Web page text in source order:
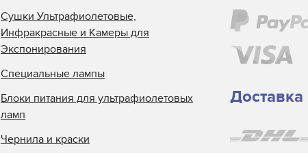
Доставка
Сушки Ультрафиолетовые,
Инфракрасные и Камеры для
Экспонирования
Специальные лампы
Блоки питания для ультрафиолетовых
ламп
Чернила и краски